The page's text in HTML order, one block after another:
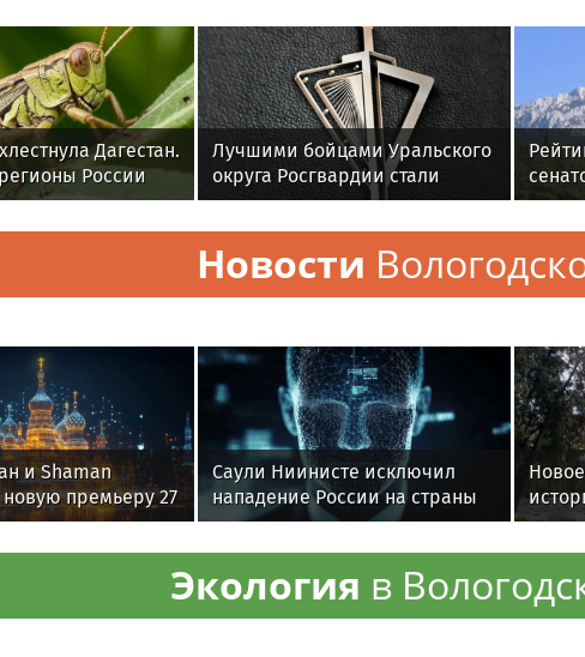
Дагестан.
России
Назван худший
Лучшими бойцами Уральского
округа Росгвардии стали
военнослужащие озерского
соединения по охране важных
государственных объектов
РФ.
Новости
и Shaman
новую премьеру 27
Саули Ниинисте исключил
нападение России на страны
НАТО
Экология в